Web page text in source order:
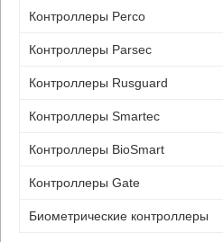
Контроллеры Perco
Контроллеры Parsec
Контроллеры Rusguard
Контроллеры Smartec
Контроллеры BioSmart
Контроллеры Gate
Биометрические контроллеры